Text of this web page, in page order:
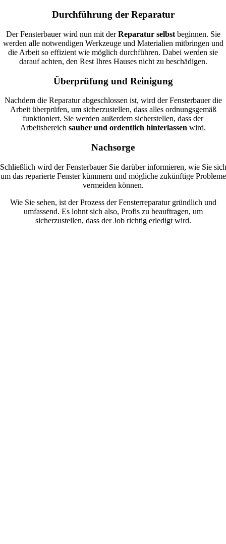
Durchführung der Reparatur
Der Fensterbauer wird nun mit derReparatur selbstbeginnen. Sie
werden alle notwendigen Werkzeuge und Materialien mitbringen und
die Arbeit so effizient wie möglich durchführen. Dabei werden sie
darauf achten, den Rest Ihres Hauses nicht zu beschädigen.
Überprüfung und Reinigung
Nachdem die Reparatur abgeschlossen ist, wird der Fensterbauer die
Arbeit überprüfen, um sicherzustellen, dass alles ordnungsgemäß
funktioniert. Sie werden außerdem sicherstellen, dass der
Arbeitsbereich sauber und ordentlich hinterlassen wird.
Nachsorge
Schließlich wird der Fensterbauer Sie darüber informieren, wie Sie sich
um das reparierte Fenster kümmern und mögliche zukünftige Probleme
vermeiden können.
Wie Sie sehen, ist der Prozess der Fensterreparatur gründlich und
umfassend. Es lohnt sich also, Profis zu beauftragen, um
sicherzustellen, dass der Job richtig erledigt wird.